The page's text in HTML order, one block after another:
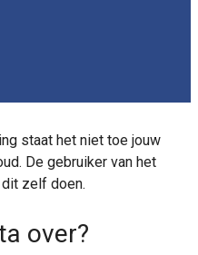
staat het niet toe jouw
De gebruiker van het
zelf doen.
over?